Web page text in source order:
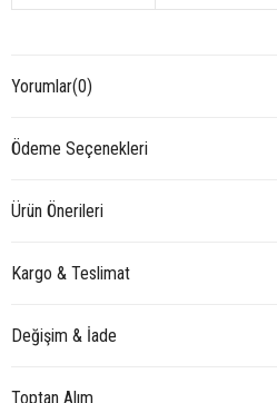
Yorumlar(0)
Ödeme Seçenekleri
Ürün Önerileri
Kargo & Teslimat
Değişim & İade
Toptan Alım